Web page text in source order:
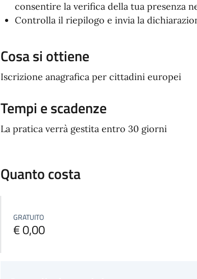
consentire la verifica della tua presenza
Controlla il riepilogo e invia la
Cosa si ottiene
Iscrizione anagrafica per cittadini europei
Tempi e scadenze
La pratica verrà gestita entro 30 giorni
Quanto costa
GRATUITO
€ 0,00